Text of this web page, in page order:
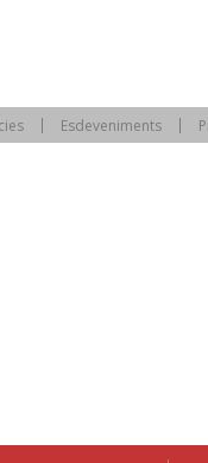
Esdeveniments